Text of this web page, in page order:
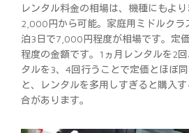
レンタル料金の相場は、機種にもよ
2,000円から可能。家庭用ミドルクラ
泊3日で7,000円程度が相場です。定
程度の金額です。1ヵ月レンタルを2
タルを3、4回行うことで定価とほぼ
と、レンタルを多用しすぎると購入
合があります。